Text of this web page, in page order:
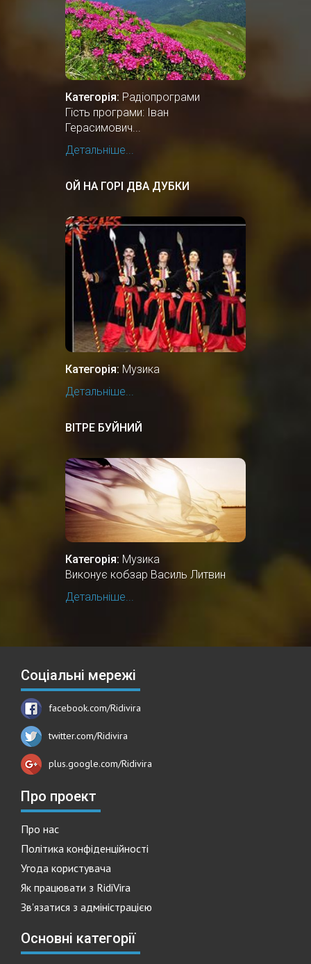
НАРОДУ
Категорія: Радіопрограми
Гість програми: Іван
Герасимович...
Детальніше...
ОЙ НА ГОРІ ДВА ДУБКИ
Категорія: Музика
Детальніше...
ВІТРЕ БУЙНИЙ
Категорія: Музика
Виконує кобзар Василь Литвин
Детальніше...
Соціальні мережі
facebook.com/Ridivira
twitter.com/Ridivira
plus.google.com/Ridivira
Про проект
Про нас
Політика конфіденційності
Угода користувача
Як працювати з RidiVira
Зв'язатися з адміністрацією
Основні категорії